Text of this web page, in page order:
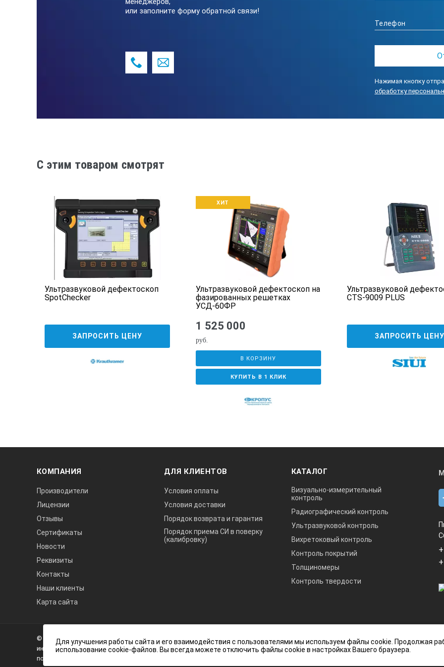
две независимых зоны, начало и ширина
Зондирующий импульс настраиваемый, с амплитудой до 350 В, с
настроек с А-сканом (Б-сканом, С-сканом),
протоколов контроля (сигнал, огибающая,
Комплект поставки дефектоскопа ультразвукового NOVOTEST УД-1:
Кабель Lemo-Lemo
Блок питания и зарядное устройство
Карта памяти
Паспорт, руководство пользователя
или заполните форму обратной связи!
Нажимая кнопку
обработку
C этим товаром смотрят
Ультразвуковой дефектоскоп
SpotСhecker
ЗАПРОСИТЬ ЦЕНУ
ХИТ
Ультразвуковой дефектоскоп на
фазированных решетках
УСД-60ФР
1 525 000
руб.
В КОРЗИНУ
КУПИТЬ В 1 КЛИК
Ультразвуковой
CTS-9009 PLUS
ЗАПРОСИТЬ ЦЕНУ
КОМПАНИЯ
Производители
Лицензии
Отзывы
Сертификаты
Новости
Реквизиты
Контакты
Наши клиенты
Карта сайта
ДЛЯ КЛИЕНТОВ
Условия оплаты
Условия доставки
Порядок возврата и гарантия
Порядок приема СИ в поверку
(калибровку)
КАТАЛОГ
Визуально-измерительный
контроль
Радиографический контроль
Ультразвуковой контроль
Вихретоковый контроль
Контроль покрытий
Толщиномеры
Контроль твердости
Нагорный© 2026 А3 Инжиниринг Обращаем Ваше внимание на то, что данный интернет-сайт носит исключительно
информационный характер и ни при каких условиях не является публичной офертой, определяемой
положениями статьи 437 (2) Гражданского кодекса Российской Федерации.
Для улучшения работы сайта и его взаимодействия с пользователями мы используем файлы cookie. Продолжая
использование cookie-файлов. Вы всегда можете отключить файлы cookie в настройках Вашего браузера.